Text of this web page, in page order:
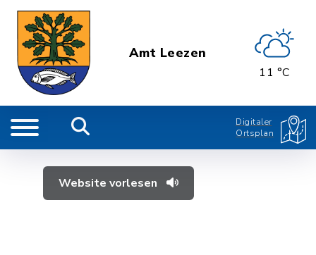
Amt Leezen
11 °C
Digitaler
Ortsplan
Website vorlesen